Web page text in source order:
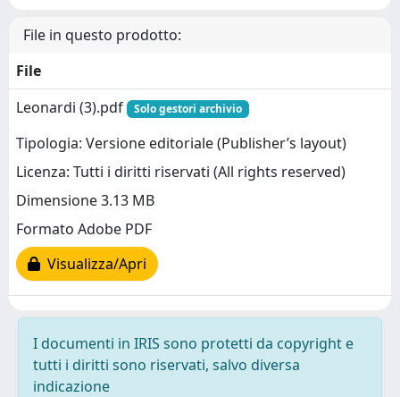
File in questo prodotto:
File
Leonardi (3).pdf
Solo gestori archivio
Tipologia: Versione editoriale (Publisher’s layout)
Licenza: Tutti i diritti riservati (All rights reserved)
Dimensione 3.13 MB
Formato Adobe PDF
Visualizza/Apri
I documenti in IRIS sono protetti da copyright e
tutti i diritti sono riservati, salvo diversa
indicazione